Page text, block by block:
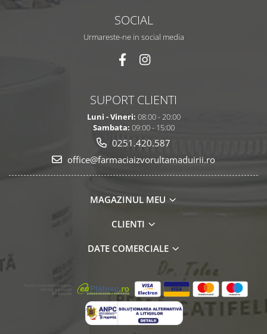
SOLUTIE DEZINFECTANTA
SOCIAL
Urmareste-ne in social media
SUPORT CLIENTI
Luni - Vineri: 08:00 - 20:00
Sambata: 09:00 - 15:00
0251.420.587
office@farmaciaizvorultamaduirii.ro
MAGAZINUL MEU
CLIENTI
DATE COMERCIALE